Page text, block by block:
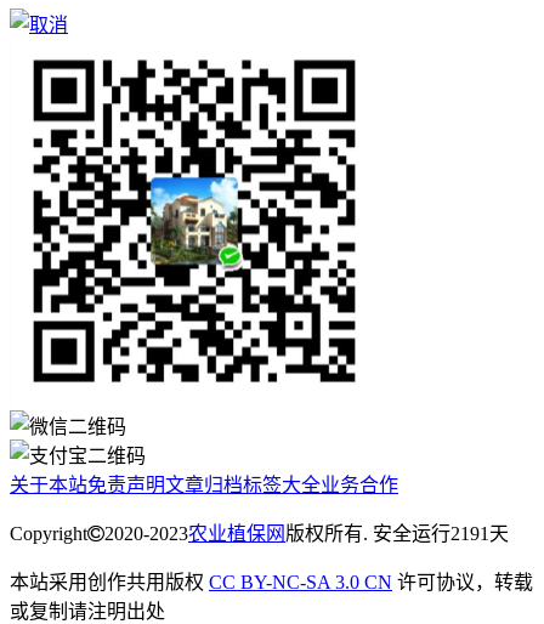
关于本站免责声明文章归档标签大全业务合作
Copyright 2020-2023农业植保网 版权所有. 安全运行2191 天
本站采用创作共用版权 CC BY-NC-SA 3.0 CN 许可协议，转载
或复制请注明出处